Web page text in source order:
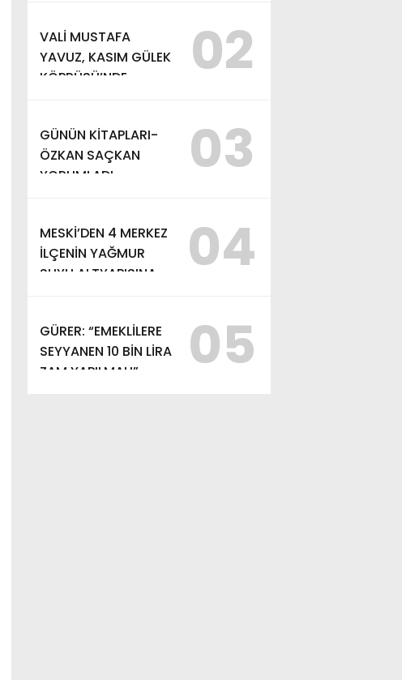
VALİ MUSTAFA
YAVUZ, KASIM GÜLEK
KÖPRÜSÜ’NDE
İNCELEDİ
02
GÜNÜN KİTAPLARI-
ÖZKAN SAÇKAN
YORUMLADI
03
MESKİ’DEN 4 MERKEZ
İLÇENİN YAĞMUR
SUYU ALTYAPISINA
04
GÜRER: “EMEKLİLERE
SEYYANEN 10 BİN LİRA
ZAM YAPILMALI”
05